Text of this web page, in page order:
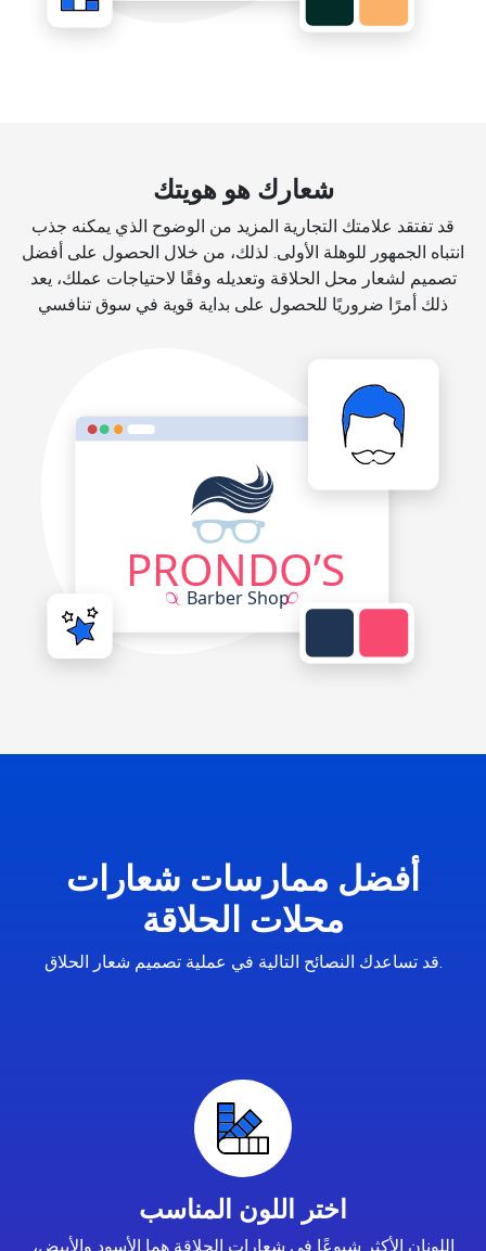
شعارك هو هويتك
قد تفتقد علامتك التجارية المزيد من الوضوح الذي يمكنه جذب
انتباه الجمهور للوهلة الأولى. لذلك، من خلال الحصول على أفضل
تصميم لشعار محل الحلاقة وتعديله وفقًا لاحتياجات عملك، يعد
ذلك أمرًا ضروريًا للحصول على بداية قوية في سوق تنافسي
أفضل ممارسات شعارات
محلات الحلاقة
قد تساعدك النصائح التالية في عملية تصميم شعار الحلاق.
اختر اللون المناسب
اللونان الأكثر شيوعًا في شعارات الحلاقة هما الأسود والأبيض،